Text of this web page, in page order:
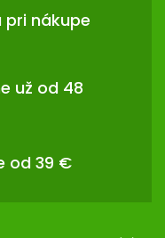
nákupe
už od 48
od 39 €